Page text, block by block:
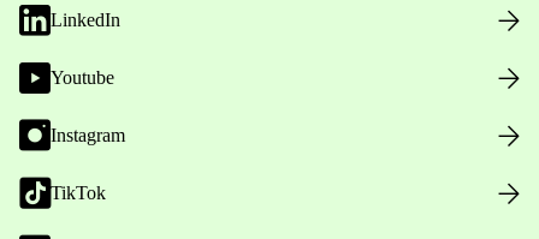
LinkedIn
Youtube
Instagram
TikTok